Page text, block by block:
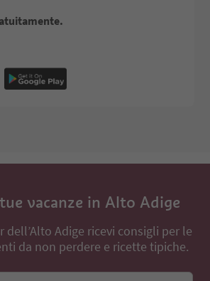
vacanze in Alto Adige
dell’Alto Adige ricevi consigli per le
da non perdere e ricette tipiche.